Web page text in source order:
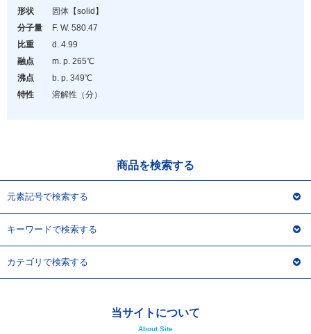
形状
固体 【solid】
分子量
F. W. 580.47
比重
d. 4.99
融点
m. p. 265℃
沸点
b. p. 349℃
特性
溶解性（分）
商品を検索する
元素記号で検索する
キーワードで検索する
カテゴリで検索する
当サイトについて
About Site